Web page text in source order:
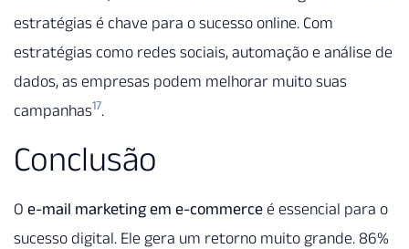
estratégias é chave para o sucesso online. Com
estratégias como redes sociais, automação e análise de
dados, as empresas podem melhorar muito suas
campanhas17.
Conclusão
O e-mail marketing em e-commerce é essencial para o
sucesso digital. Ele gera um retorno muito grande. 86%